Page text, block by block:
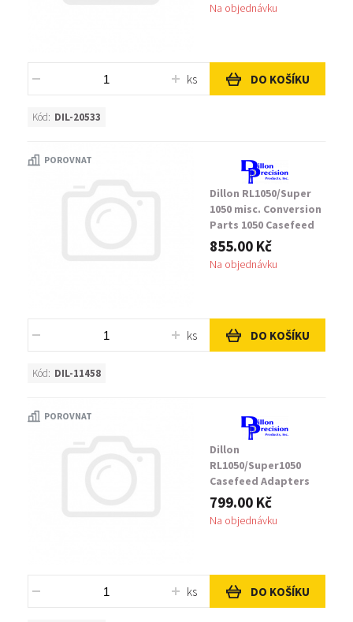
Na objednávku
ks DO KOŠÍKU
Kód: DIL-20533
POROVNAT
Dillon RL1050/Super
1050 misc. Conversion
Parts 1050 Casefeed
Body-Magnum
855.00 Kč
Na objednávku
ks DO KOŠÍKU
Kód: DIL-11458
POROVNAT
Dillon
RL1050/Super1050
Casefeed Adapters
Green
799.00 Kč
Na objednávku
ks DO KOŠÍKU